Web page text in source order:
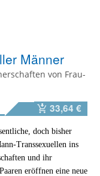
Männer
von Frau-
33,64 €
doch bisher
Transsexuellen ins
und ihr
eröffnen eine neue